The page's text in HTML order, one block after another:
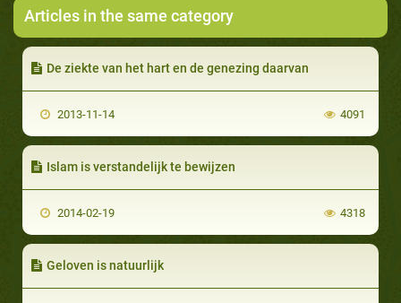
Articles in the same category
De ziekte van het hart en de genezing daarvan
2013-11-14 4091
Islam is verstandelijk te bewijzen
2014-02-19 4318
Geloven is natuurlijk